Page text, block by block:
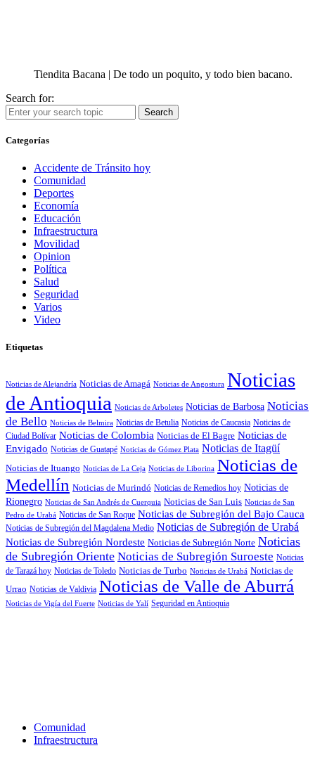
Tiendita Bacana | De todo un poquito, y todo bien bacano.
Search for:
Search
Categorías
Accidente de Tránsito hoy
Comunidad
Deportes
Economía
Educación
Infraestructura
Movilidad
Opinion
Política
Salud
Seguridad
Varios
Video
Etiquetas
Noticias de Alejandría Noticias de Amagá Noticias de Angostura Noticias
de Antioquia Noticias de Arboletes Noticias de Barbosa Noticias
de Bello Noticias de Belmira Noticias de Betulia Noticias de Caucasia Noticias de
Ciudad Bolívar Noticias de Colombia Noticias de El Bagre Noticias de
Envigado Noticias de Guatapé Noticias de Gómez Plata Noticias de Itagüí
Noticias de Ituango Noticias de La Ceja Noticias de Liborina Noticias de
Medellín Noticias de Murindó Noticias de Remedios hoy Noticias de
Rionegro Noticias de San Andrés de Cuerquia Noticias de San Luis Noticias de San
Pedro de Urabá Noticias de San Roque Noticias de Subregión del Bajo Cauca
Noticias de Subregión del Magdalena Medio Noticias de Subregión de Urabá
Noticias de Subregión Nordeste Noticias de Subregión Norte Noticias
de Subregión Oriente Noticias de Subregión Suroeste Noticias
de Tarazá hoy Noticias de Toledo Noticias de Turbo Noticias de Urabá Noticias de
Urrao Noticias de Valdivia Noticias de Valle de Aburrá
Noticias de Vigía del Fuerte Noticias de Yalí Seguridad en Antioquia
Comunidad
Infraestructura